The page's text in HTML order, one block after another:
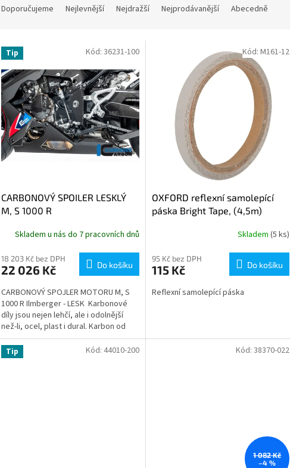
n
p
Doporučujeme Nejlevnější Nejdražší Nejprodávanější Abecedně
V
p
p
Tip
CARBONOVÝ SPOILER LESKLÝ
M, S 1000 R
Skladem u nás do 7 pracovních dnů
18 203 Kč bez DPH
22 026 Kč Do košíku
CARBONOVÝ SPOJLER MOTORU M, S
1000 R Ilmberger - LESK Karbonové
díly jsou nejen lehčí, ale i odolnější
než-li, ocel, plast i dural. Karbon od
Firmy Ilmberger splňuje...
Kód: 36231-100
OXFORD reflexní samolepící
páska Bright Tape, (4,5m)
Skladem(5 ks)
95 Kč bez DPH
115 Kč Do košíku
Reflexní samolepící páska
Kód:M161-12
Tip Kód: 44010-200
1 082 Kč
–4 %
Kód:38370-022